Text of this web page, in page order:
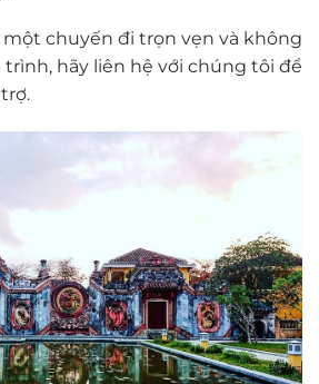
chuyến đi trọn vẹn và không
trình, hãy liên hệ với chúng tôi để